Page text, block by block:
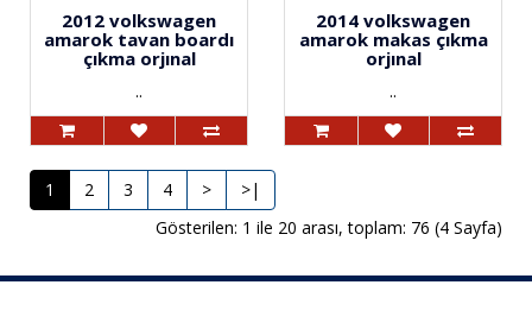
2012 volkswagen
amarok tavan boardı
çıkma orjınal
..
2014 volkswagen
amarok makas çıkma
orjınal
..
1 2 3 4 >
>|
Gösterilen: 1 ile 20 arası, toplam: 76 (4 Sayfa)